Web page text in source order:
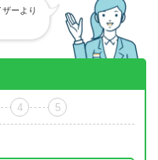
ーより
4 5